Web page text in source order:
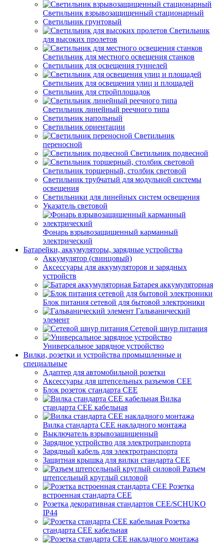
Светильник взрывозащищенный стационарный
Светильник грунтовый
Светильник
для высоких пролетов
Светильник для местного освещения станков
Светильник для освещения туннелей
Светильник для освещения улиц и площадей
Светильник для стройплощадок
Светильник линейный реечного типа
Светильник напольный
Светильник ориентации
Светильник
переносной
Светильник подвесной
Светильник торшерный, столбик световой
Светильник трубчатый для модульной системы
освещения
Светильники для линейных систем освещения
Указатель световой
Фонарь взрывозащищенный карманный
электрический
Батарейки, аккумуляторы, зарядные устройства
Аккумулятор (свинцовый)
Аксессуары для аккумуляторов и зарядных
устройств
Батарея аккумуляторная
Блок питания сетевой для бытовой электроники
Гальванический
элемент
Сетевой шнур питания
Универсальное зарядное устройство
Вилки, розетки и устройства промышленные и
специальные
Адаптер для автомобильной розетки
Аксессуары для штепсельных разъемов CEE
Блок розеток стандарта CEE
Вилка
стандарта CEE кабельная
Вилка стандарта CEE накладного монтажа
Выключатель взрывозащищенный
Зарядное устройство для электротранспорта
Зарядный кабель для электротранспорта
Защитная крышка для вилки стандарта CEE
Разъем
штепсельный круглый силовой
Розетка
встроенная стандарта CEE
Розетка декоративная стандартов CEE/SCHUKO
IP44
Розетка
стандарта СЕЕ кабельная